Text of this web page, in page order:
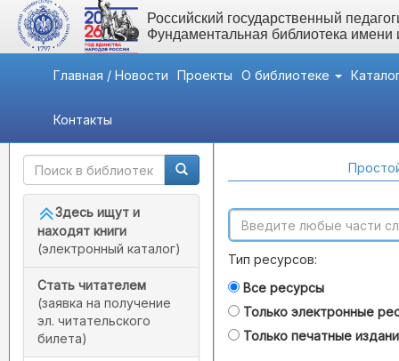
Российский государственный
Фундаментальная библиотека
Главная / Новости Проекты О библиотеке
Контакты
Быстрый доступ
Здесь ищут и
находят книги
(электронный каталог)
Стать читателем
(заявка на получение
эл. читательского
билета)
Тип ресурсов:
Все ресурсы
Только электронные
Только печатные